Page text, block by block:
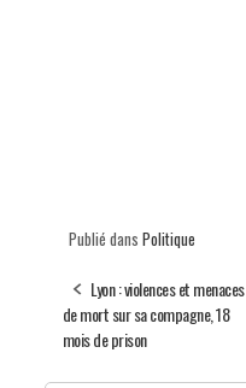
Publié dans Politique
Lyon : violences et menaces
de mort sur sa compagne, 18
mois de prison